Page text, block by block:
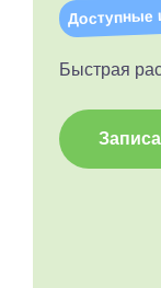
Доступные
Быстрая